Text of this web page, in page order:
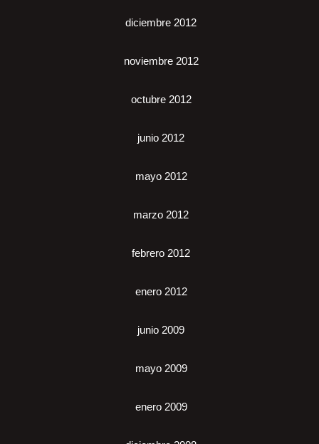
diciembre 2012
noviembre 2012
octubre 2012
junio 2012
mayo 2012
marzo 2012
febrero 2012
enero 2012
junio 2009
mayo 2009
enero 2009